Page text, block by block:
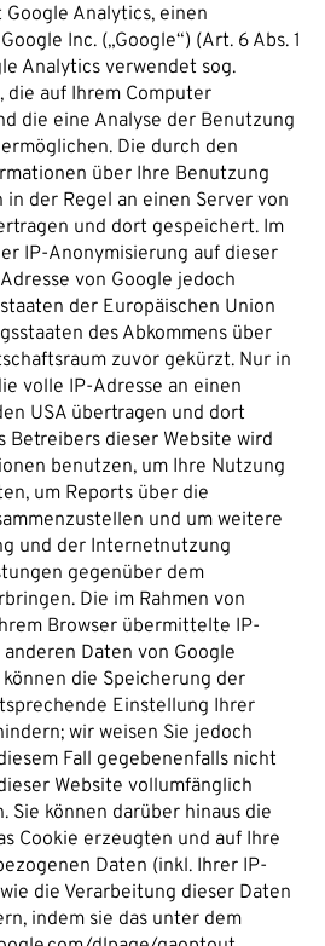
Analytics, einen
Inc. („Google“) (Art. 6 Abs. 1
Analytics verwendet sog.
die auf Ihrem Computer
die eine Analyse der Benutzung
Die durch den
über Ihre Benutzung
der Regel an einen Server von
und dort gespeichert. Im
IP-Anonymisierung auf dieser
von Google jedoch
der Europäischen Union
des Abkommens über
zuvor gekürzt. Nur in
volle IP-Adresse an einen
USA übertragen und dort
Betreibers dieser Website wird
benutzen, um Ihre Nutzung
um Reports über die
und um weitere
und der Internetnutzung
gegenüber dem
Die im Rahmen von
Browser übermittelte IP-
Daten von Google
die Speicherung der
Einstellung Ihrer
wir weisen Sie jedoch
Fall gegebenenfalls nicht
Website vollumfänglich
Sie können darüber hinaus die
Cookie erzeugten und auf Ihre
Daten (inkl. Ihrer IP-
die Verarbeitung dieser Daten
indem sie das unter dem